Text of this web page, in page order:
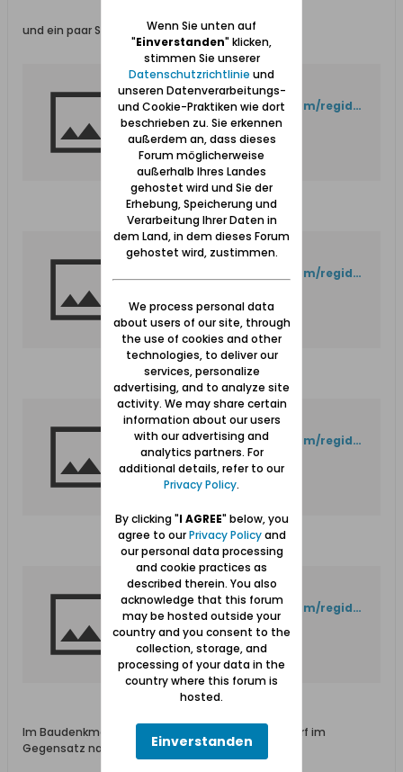
und ein paar Sätze über das Dorf gibts hier:
Error 404 (Not Found)!!1
http://picasaweb.google.com/regideur/GdanskDanzigVerschiedenes?authkey=Gv1sRgCN_cktqFldv5hgE#5551399399278160866
Error 404 (Not Found)!!1
http://picasaweb.google.com/regideur/GdanskDanzigVerschiedenes?authkey=Gv1sRgCN_cktqFldv5hgE#5551399390419197250
Error 404 (Not Found)!!1
http://picasaweb.google.com/regideur/GdanskDanzigVerschiedenes?authkey=Gv1sRgCN_cktqFldv5hgE#5551399395512819618
Error 404 (Not Found)!!1
http://picasaweb.google.com/regideur/GdanskDanzigVerschiedenes?authkey=Gv1sRgCN_cktqFldv5hgE#5551399371354162834
Im Baudenkmälerinventar von 1919 kommt das Dorf im
Gegensatz natürlich zu Marienau nicht vor.
Wenn Sie unten auf
"Einverstanden" klicken,
stimmen Sie unserer
Datenschutzrichtlinie und
unseren Datenverarbeitungs-
und Cookie-Praktiken wie dort
beschrieben zu. Sie erkennen
außerdem an, dass dieses
Forum möglicherweise
außerhalb Ihres Landes
gehostet wird und Sie der
Erhebung, Speicherung und
Verarbeitung Ihrer Daten in
dem Land, in dem dieses Forum
gehostet wird, zustimmen.
We process personal data
about users of our site, through
the use of cookies and other
technologies, to deliver our
services, personalize
advertising, and to analyze site
activity. We may share certain
information about our users
with our advertising and
analytics partners. For
additional details, refer to our
Privacy Policy.
By clicking "I AGREE" below, you
agree to ourPrivacy Policyand
our personal data processing
and cookie practices as
described therein. You also
acknowledge that this forum
may be hosted outside your
country and you consent to the
collection, storage, and
processing of your data in the
country where this forum is
hosted.
Einverstanden